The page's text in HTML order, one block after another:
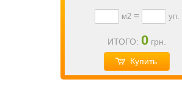
м2= уп.
ИТОГО: 0 грн.
Купить